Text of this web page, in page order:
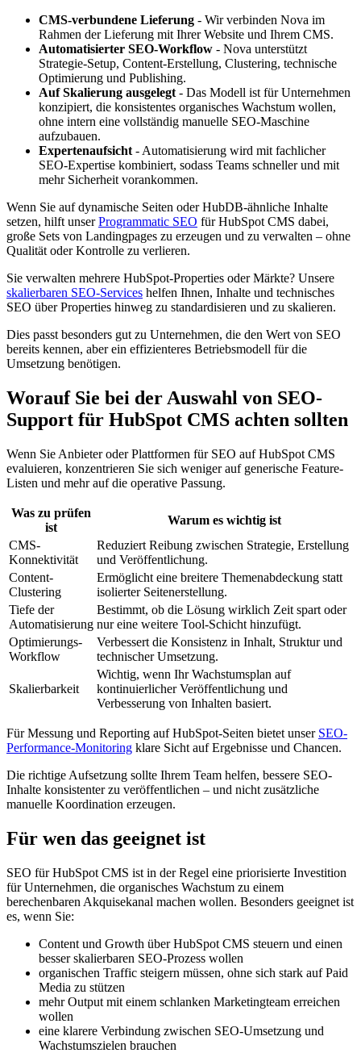
CMS-verbundene Lieferung - Wir verbinden Nova im
Rahmen der Lieferung mit Ihrer Website und Ihrem CMS.
Automatisierter SEO-Workflow - Nova unterstützt
Strategie-Setup, Content-Erstellung, Clustering, technische
Optimierung und Publishing.
Auf Skalierung ausgelegt - Das Modell ist für Unternehmen
konzipiert, die konsistentes organisches Wachstum wollen,
ohne intern eine vollständig manuelle SEO-Maschine
aufzubauen.
Expertenaufsicht - Automatisierung wird mit fachlicher
SEO-Expertise kombiniert, sodass Teams schneller und mit
mehr Sicherheit vorankommen.
Wenn Sie auf dynamische Seiten oder HubDB-ähnliche Inhalte
setzen, hilft unserProgrammatic SEO für HubSpot CMS dabei,
große Sets von Landingpages zu erzeugen und zu verwalten – ohne
Qualität oder Kontrolle zu verlieren.
Sie verwalten mehrere HubSpot-Properties oder Märkte? Unsere
skalierbaren SEO-Services helfen Ihnen, Inhalte und technisches
SEO über Properties hinweg zu standardisieren und zu skalieren.
Dies passt besonders gut zu Unternehmen, die den Wert von SEO
bereits kennen, aber ein effizienteres Betriebsmodell für die
Umsetzung benötigen.
Worauf Sie bei der Auswahl von SEO-
Support für HubSpot CMS achten sollten
Wenn Sie Anbieter oder Plattformen für SEO auf HubSpot CMS
evaluieren, konzentrieren Sie sich weniger auf generische Feature-
Listen und mehr auf die operative Passung.
Was zu prüfen
ist
Warum es wichtig ist
CMS-
Konnektivität
Reduziert Reibung zwischen Strategie, Erstellung
und Veröffentlichung.
Content-
Clustering
Ermöglicht eine breitere Themenabdeckung statt
isolierter Seitenerstellung.
Tiefe der
Automatisierung
Bestimmt, ob die Lösung wirklich Zeit spart oder
nur eine weitere Tool-Schicht hinzufügt.
Optimierungs-
Workflow
Verbessert die Konsistenz in Inhalt, Struktur und
technischer Umsetzung.
Skalierbarkeit
Wichtig, wenn Ihr Wachstumsplan auf
kontinuierlicher Veröffentlichung und
Verbesserung von Inhalten basiert.
Für Messung und Reporting auf HubSpot-Seiten bietet unser SEO-
Performance-Monitoring klare Sicht auf Ergebnisse und Chancen.
Die richtige Aufsetzung sollte Ihrem Team helfen, bessere SEO-
Inhalte konsistenter zu veröffentlichen – und nicht zusätzliche
manuelle Koordination erzeugen.
Für wen das geeignet ist
SEO für HubSpot CMS ist in der Regel eine priorisierte Investition
für Unternehmen, die organisches Wachstum zu einem
berechenbaren Akquisekanal machen wollen. Besonders geeignet ist
es, wenn Sie:
Content und Growth über HubSpot CMS steuern und einen
besser skalierbaren SEO-Prozess wollen
organischen Traffic steigern müssen, ohne sich stark auf Paid
Media zu stützen
mehr Output mit einem schlanken Marketingteam erreichen
wollen
eine klarere Verbindung zwischen SEO-Umsetzung und
Wachstumszielen brauchen